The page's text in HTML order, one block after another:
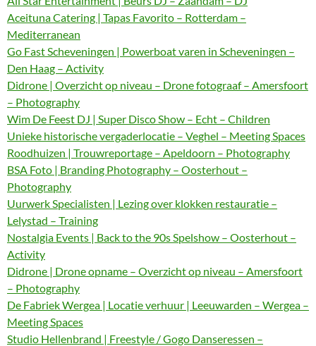
Aceituna Catering | Tapas Favorito – Rotterdam –
Mediterranean
Go Fast Scheveningen | Powerboat varen in Scheveningen –
Den Haag – Activity
Didrone | Overzicht op niveau – Drone fotograaf – Amersfoort
– Photography
Wim De Feest DJ | Super Disco Show – Echt – Children
Unieke historische vergaderlocatie – Veghel – Meeting Spaces
Roodhuizen | Trouwreportage – Apeldoorn – Photography
BSA Foto | Branding Photography – Oosterhout –
Photography
Uurwerk Specialisten | Lezing over klokken restauratie –
Lelystad – Training
Nostalgia Events | Back to the 90s Spelshow – Oosterhout –
Activity
Didrone | Drone opname – Overzicht op niveau – Amersfoort
– Photography
De Fabriek Wergea | Locatie verhuur | Leeuwarden – Wergea –
Meeting Spaces
Studio Hellenbrand | Freestyle / Gogo Danseressen –